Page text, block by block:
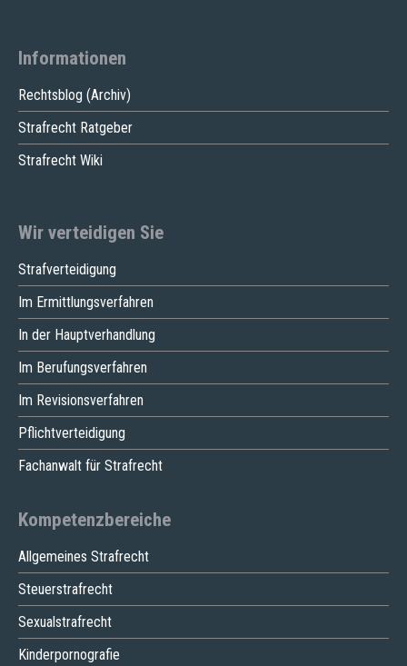
Informationen
Rechtsblog (Archiv)
Strafrecht Ratgeber
Strafrecht Wiki
Wir verteidigen Sie
Strafverteidigung
Im Ermittlungsverfahren
In der Hauptverhandlung
Im Berufungsverfahren
Im Revisionsverfahren
Pflichtverteidigung
Fachanwalt für Strafrecht
Kompetenzbereiche
Allgemeines Strafrecht
Steuerstrafrecht
Sexualstrafrecht
Kinderpornografie